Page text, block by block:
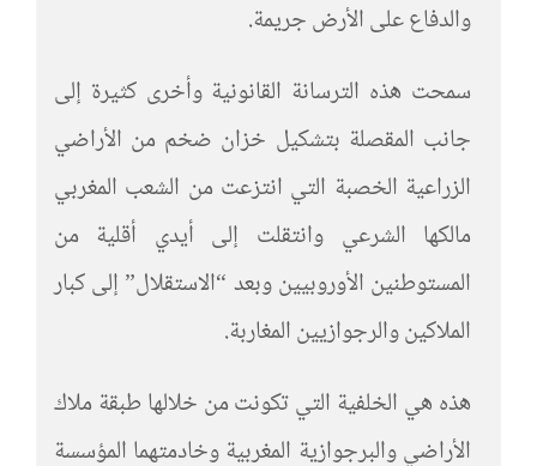
والدفاع على الأرض جريمة.
سمحت هذه الترسانة القانونية وأخرى كثيرة إلى
جانب المقصلة بتشكيل خزان ضخم من الأراضي
الزراعية الخصبة التي انتزعت من الشعب المغربي
مالكها الشرعي وانتقلت إلى أيدي أقلية من
المستوطنين الأوروبيين وبعد “الاستقلال” إلى كبار
الملاكين والرجوازيين المغاربة.
هذه هي الخلفية التي تكونت من خلالها طبقة ملاك
الأراضي والبرجوازية المغربية وخادمتهما المؤسسة